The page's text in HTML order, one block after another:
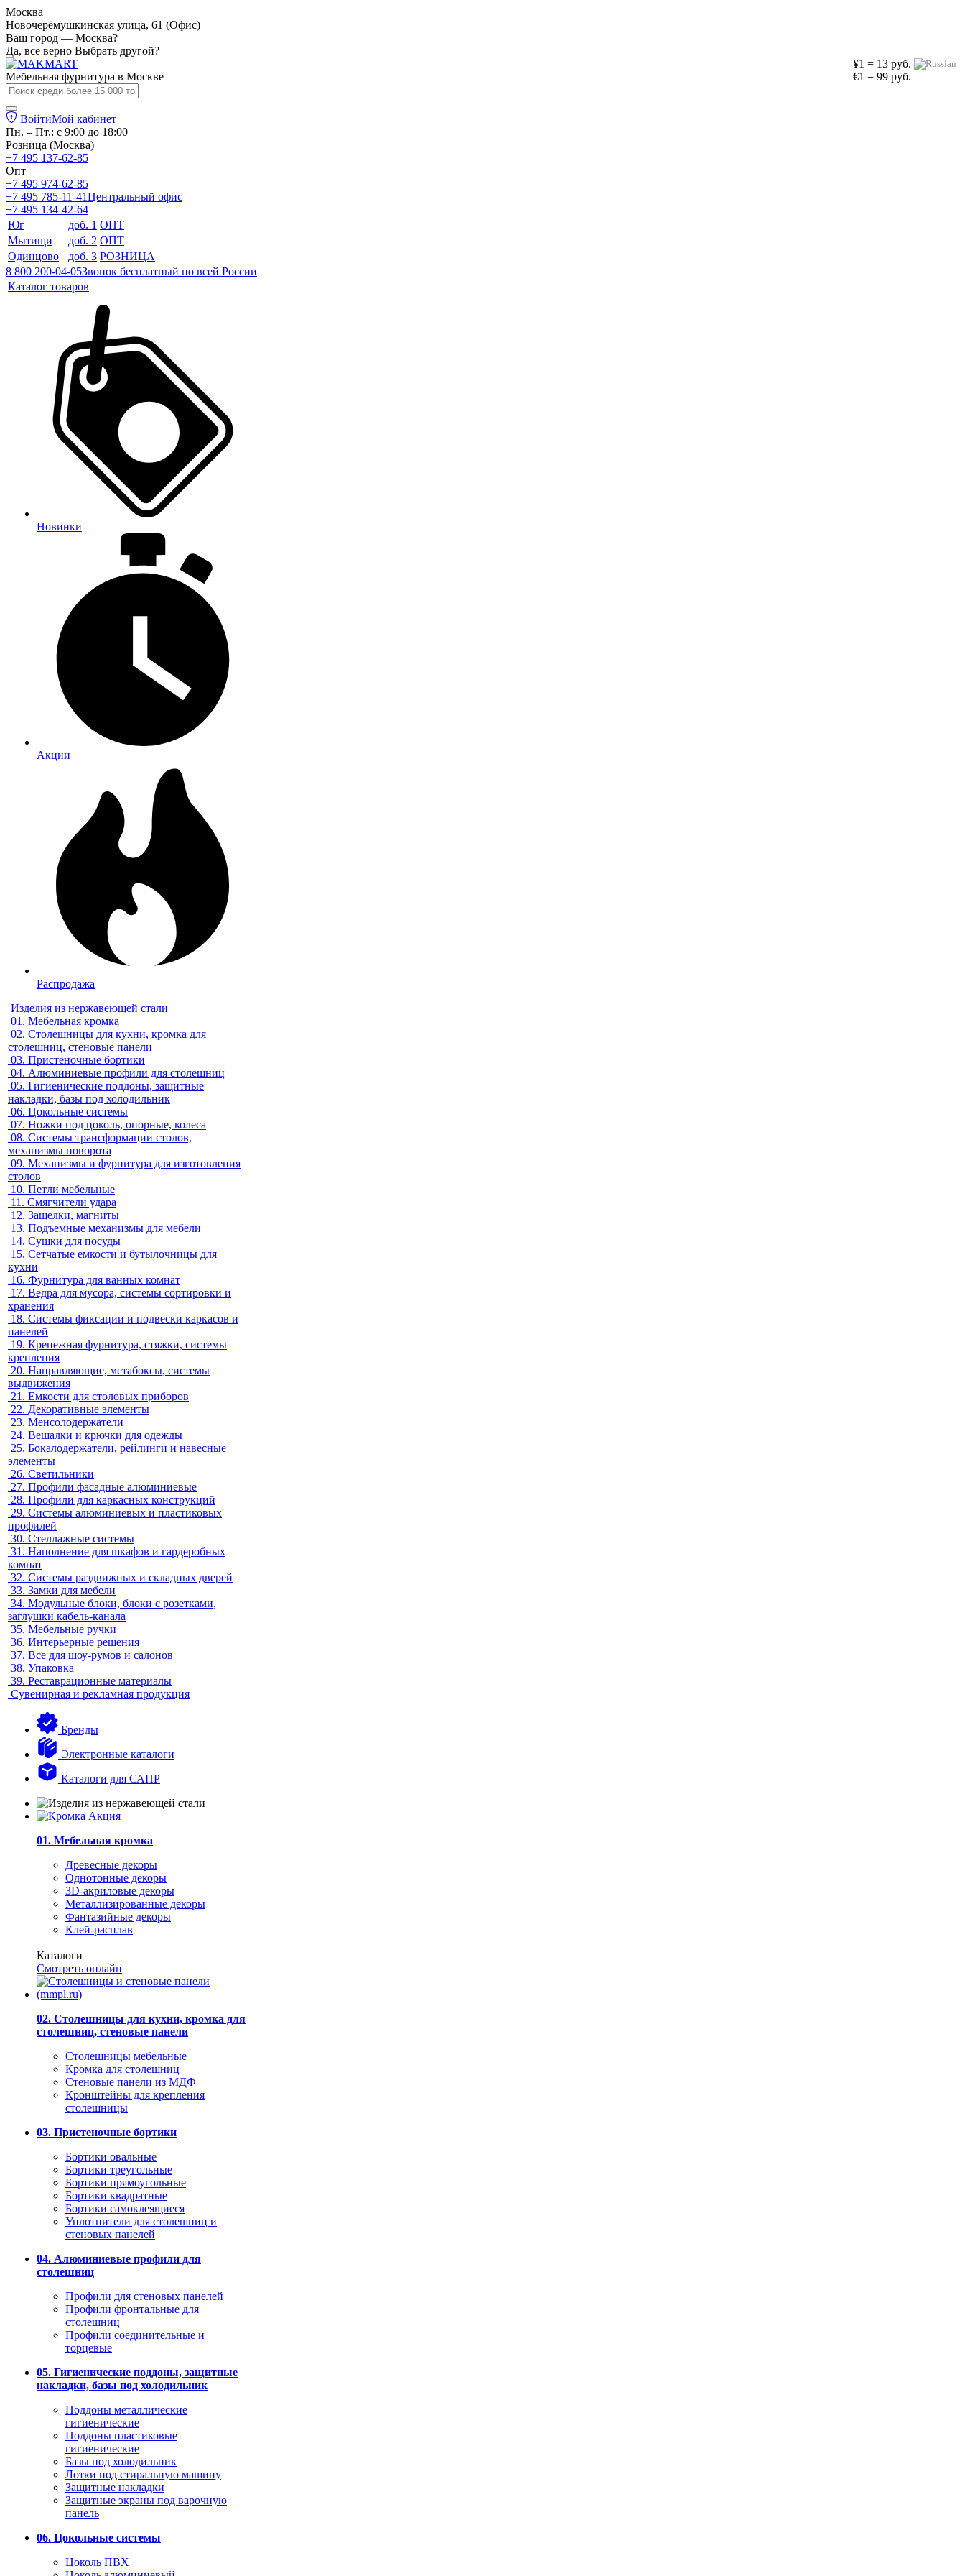
Москва
Новочерёмушкинская улица, 61 (Офис)
Ваш город — Москва?
Да, все верно Выбрать другой?
¥1 = 13 руб.
€1 = 99 руб.
Мебельная фурнитура в Москве
ВойтиМой кабинет
Пн. – Пт.: с 9:00 до 18:00
Розница (Москва)
+7 495 137-62-85
Опт
+7 495 974-62-85
+7 495 785-11-41Центральный офис
+7 495 134-42-64
Юг
доб. 1 ОПТ
Мытищи
доб. 2 ОПТ
Одинцово
доб. 3 РОЗНИЦА
8 800 200-04-05Звонок бесплатный по всей России
Каталог товаров
Новинки
Акции
Распродажа
Изделия из нержавеющей стали
01. Мебельная кромка
02. Столешницы для кухни, кромка для
столешниц, стеновые панели
03. Пристеночные бортики
04. Алюминиевые профили для столешниц
05. Гигиенические поддоны, защитные
накладки, базы под холодильник
06. Цокольные системы
07. Ножки под цоколь, опорные, колеса
08. Системы трансформации столов,
механизмы поворота
09. Механизмы и фурнитура для изготовления
столов
10. Петли мебельные
11. Смягчители удара
12. Защелки, магниты
13. Подъемные механизмы для мебели
14. Сушки для посуды
15. Сетчатые емкости и бутылочницы для
кухни
16. Фурнитура для ванных комнат
17. Ведра для мусора, системы сортировки и
хранения
18. Системы фиксации и подвески каркасов и
панелей
19. Крепежная фурнитура, стяжки, системы
крепления
20. Направляющие, метабоксы, системы
выдвижения
21. Емкости для столовых приборов
22. Декоративные элементы
23. Менсолодержатели
24. Вешалки и крючки для одежды
25. Бокалодержатели, рейлинги и навесные
элементы
26. Светильники
27. Профили фасадные алюминиевые
28. Профили для каркасных конструкций
29. Системы алюминиевых и пластиковых
профилей
30. Стеллажные системы
31. Наполнение для шкафов и гардеробных
комнат
32. Системы раздвижных и складных дверей
33. Замки для мебели
34. Модульные блоки, блоки с розетками,
заглушки кабель-канала
35. Мебельные ручки
36. Интерьерные решения
37. Все для шоу-румов и салонов
38. Упаковка
39. Реставрационные материалы
Сувенирная и рекламная продукция
Бренды
Электронные каталоги
Каталоги для САПР
01. Мебельная кромка
Древесные декоры
Однотонные декоры
3D-акриловые декоры
Металлизированные декоры
Фантазийные декоры
Клей-расплав
Каталоги
Смотреть онлайн
02. Столешницы для кухни, кромка для
столешниц, стеновые панели
Столешницы мебельные
Кромка для столешниц
Стеновые панели из МДФ
Кронштейны для крепления
столешницы
03. Пристеночные бортики
Бортики овальные
Бортики треугольные
Бортики прямоугольные
Бортики квадратные
Бортики самоклеящиеся
Уплотнители для столешниц и
стеновых панелей
04. Алюминиевые профили для
столешниц
Профили для стеновых панелей
Профили фронтальные для
столешниц
Профили соединительные и
торцевые
05. Гигиенические поддоны, защитные
накладки, базы под холодильник
Поддоны металлические
гигиенические
Поддоны пластиковые
гигиенические
Базы под холодильник
Лотки под стиральную машину
Защитные накладки
Защитные экраны под варочную
панель
06. Цокольные системы
Цоколь ПВХ